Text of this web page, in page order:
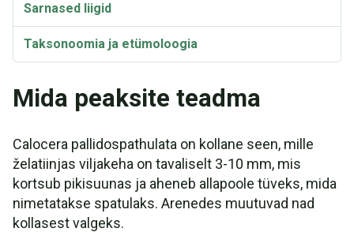
Sarnased liigid
Taksonoomia ja etümoloogia
Mida peaksite teadma
Calocera pallidospathulata on kollane seen, mille
želatiinjas viljakeha on tavaliselt 3-10 mm, mis
kortsub pikisuunas ja aheneb allapoole tüveks, mida
nimetatakse spatulaks. Arenedes muutuvad nad
kollasest valgeks.